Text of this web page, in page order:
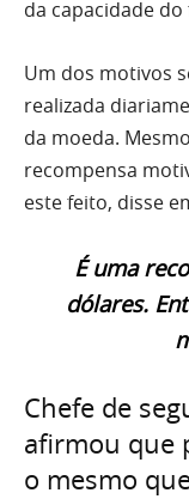
da capacidade
Um dos motivos
realizada
da moeda.
recompensa
este feito, disse
É uma
dólares.
Chefe de
afirmou que
o mesmo